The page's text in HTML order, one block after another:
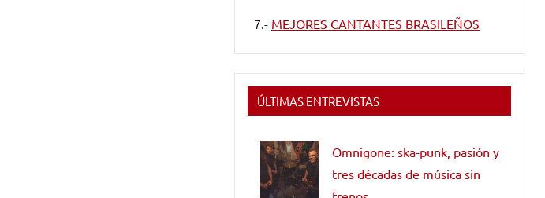
7.- MEJORES CANTANTES BRASILEÑOS
ÚLTIMAS ENTREVISTAS
Omnigone: ska-punk, pasión y
tres décadas de música sin